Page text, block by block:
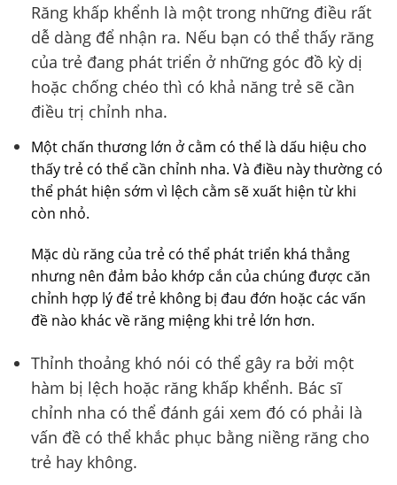
Răng khấp khểnh là một trong những điều rất
dễ dàng để nhận ra. Nếu bạn có thể thấy răng
của trẻ đang phát triển ở những góc đồ kỳ dị
hoặc chống chéo thì có khả năng trẻ sẽ cần
điều trị chỉnh nha.
Một chấn thương lớn ở cằm có thể là dấu hiệu cho
thấy trẻ có thể cần chỉnh nha. Và điều này thường có
thể phát hiện sớm vì lệch cằm sẽ xuất hiện từ khi
còn nhỏ.
Mặc dù răng của trẻ có thể phát triển khá thẳng
nhưng nên đảm bảo khớp cắn của chúng được căn
chỉnh hợp lý để trẻ không bị đau đớn hoặc các vấn
đề nào khác về răng miệng khi trẻ lớn hơn.
Thỉnh thoảng khó nói có thể gây ra bởi một
hàm bị lệch hoặc răng khấp khểnh. Bác sĩ
chỉnh nha có thể đánh gái xem đó có phải là
vấn đề có thể khắc phục bằng niềng răng cho
trẻ hay không.